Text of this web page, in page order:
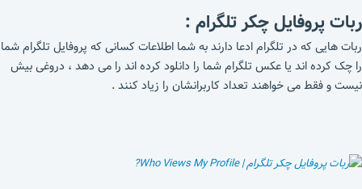
ربات پروفایل چکر تلگرام :
ربات هایی که در تلگرام ادعا دارند به شما اطلاعات کسانی که پروفایل تلگرام شما
را چک کرده اند یا عکس تلگرام شما را دانلود کرده اند را می دهد ، دروغی بیش
نیست و فقط می خواهند تعداد کاربرانشان را زیاد کنند .